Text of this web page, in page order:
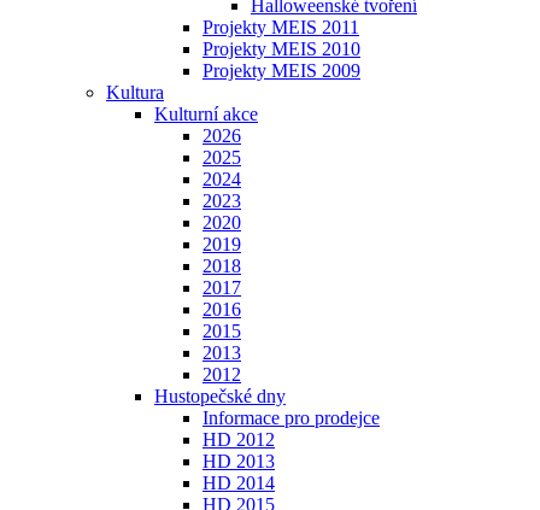
Halloweenské tvoření
Projekty MEIS 2011
Projekty MEIS 2010
Projekty MEIS 2009
Kultura
Kulturní akce
2026
2025
2024
2023
2020
2019
2018
2017
2016
2015
2013
2012
Hustopečské dny
Informace pro prodejce
HD 2012
HD 2013
HD 2014
HD 2015